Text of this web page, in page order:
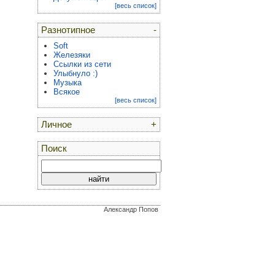
[весь список]
-
Разнотипное
Soft
Железяки
Ссылки из сети
Улыбнуло :)
Музыка
Всякое
[весь список]
+
Личное
Поиск
Александр Попов